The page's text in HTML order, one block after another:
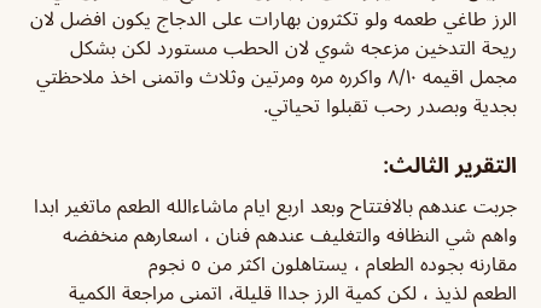
الرز طاغي طعمه ولو تكثرون بهارات على الدجاج يكون افضل لان
ريحة التدخين مزعجه شوي لان الحطب مستورد لكن بشكل
مجمل اقيمه ٨/١٠ واكرره مره ومرتين وثلاث واتمنى اخذ ملاحظتي
بجدية وبصدر رحب تقبلوا تحياتي.
التقرير الثالث:
جربت عندهم بالافتتاح وبعد اربع ايام ماشاءالله الطعم ماتغير ابدا
واهم شي النظافه والتغليف عندهم فنان ، اسعارهم منخفضه
مقارنه بجوده الطعام ، يستاهلون اكثر من ٥ نجوم
الطعم لذيذ ، لكن كمية الرز جداا قليلة، اتمنى مراجعة الكمية